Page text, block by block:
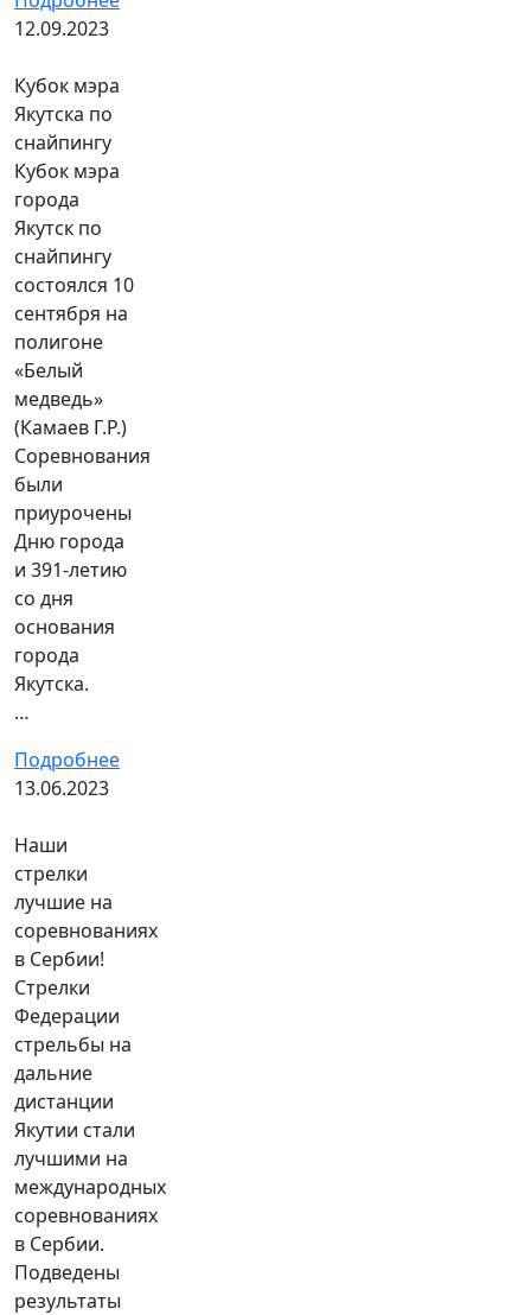
12.09.2023
Кубок мэра
Якутска по
снайпингу
Кубок мэра
города
Якутск по
снайпингу
состоялся 10
сентября на
полигоне
«Белый
медведь»
(Камаев Г.Р.)
Соревнования
были
приурочены
Дню города
и 391-летию
со дня
основания
города
Якутска.
…
Подробнее
13.06.2023
Наши
стрелки
лучшие на
соревнованиях
в Сербии!
Стрелки
Федерации
стрельбы на
дальние
дистанции
Якутии стали
лучшими на
международных
соревнованиях
в Сербии.
Подведены
результаты